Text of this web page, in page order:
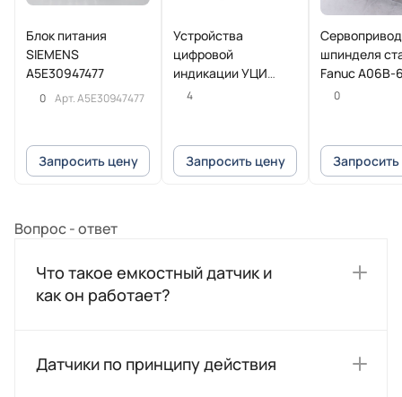
Блок питания
SIEMENS
A5E30947477
0 Арт.A5E30947477
Запросить цену
Устройства
цифровой
индикации УЦИ
POSITIP 8016
4
Запросить цену
Сервопривод
шпинделя
Fanuc A06B-
H202#A
0
Вопрос - ответ
Что такое емкостный датчик и
как он работает?
Датчики по принципу действия